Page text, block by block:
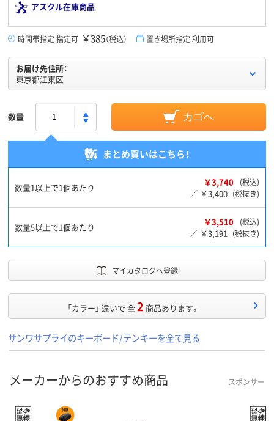
アスクル在庫商品
時間帯指定 指定可 ￥385（税込） 置き場所指定 利用可
お届け先住所：
東京都江東区
数量 カゴへ
まとめ買いはこちら！
数量1以上で1個あたり ￥3,740
(税込)
／ ￥3,400 (税抜き)
数量5以上で1個あたり ￥3,510
(税込)
／ ￥3,191 (税抜き)
マイカタログへ登録
「カラー」 違いで 全2 商品あります。
サンワサプライのキーボード/テンキーを全て見る
メーカーからのおすすめ商品 スポンサー